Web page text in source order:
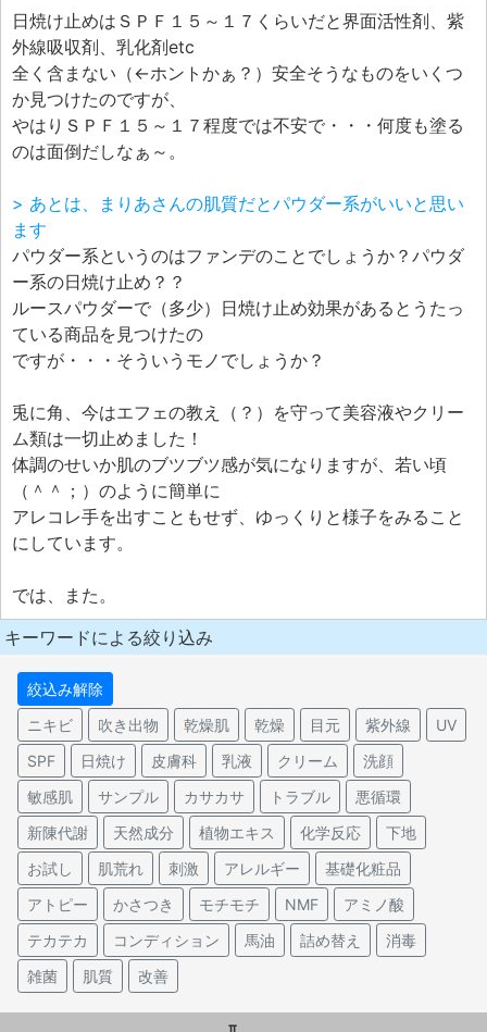
日焼け止めはＳＰＦ１５～１７くらいだと界面活性剤、紫
外線吸収剤、乳化剤etc
全く含まない（←ホントかぁ？）安全そうなものをいくつ
か見つけたのですが、
やはりＳＰＦ１５～１７程度では不安で・・・何度も塗る
のは面倒だしなぁ～。
> あとは、まりあさんの肌質だとパウダー系がいいと思い
ます
パウダー系というのはファンデのことでしょうか？パウダ
ー系の日焼け止め？？
ルースパウダーで（多少）日焼け止め効果があるとうたっ
ている商品を見つけたの
ですが・・・そういうモノでしょうか？
兎に角、今はエフェの教え（？）を守って美容液やクリー
ム類は一切止めました！
体調のせいか肌のブツブツ感が気になりますが、若い頃
（＾＾；）のように簡単に
アレコレ手を出すこともせず、ゆっくりと様子をみること
にしています。
では、また。
キーワードによる絞り込み
絞込み解除
ニキビ
吹き出物 乾燥肌 乾燥 目元 紫外線
UV
SPF
日焼け 皮膚科 乳液 クリーム
洗顔
敏感肌
サンプル カサカサ トラブル
悪循環
新陳代謝
天然成分 植物エキス 化学反応
下地
お試し
肌荒れ 刺激 アレルギー
基礎化粧品
アトピー
かさつき モチモチ NMF
アミノ酸
テカテカ
コンディション 馬油 詰め替え
消毒
雑菌
肌質 改善